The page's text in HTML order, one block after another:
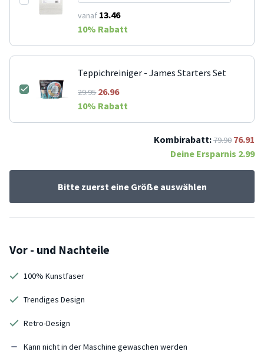
vanaf 13.46
10% Rabatt
Teppichreiniger - James Starters Set
29.9526.96
10% Rabatt
Kombirabatt:79.90 76.91
Deine Ersparnis 2.99
Bitte zuerst eine Größe auswählen
Vor - und Nachteile
100% Kunstfaser
Trendiges Design
Retro-Design
Kann nicht in der Maschine gewaschen werden